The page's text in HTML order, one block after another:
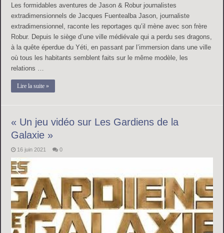
Les formidables aventures de Jason & Robur journalistes
extradimensionnels de Jacques Fuentealba Jason, journaliste
extradimensionnel, raconte les reportages qu’il mène avec son frère
Robur. Depuis le siège d’une ville médiévale qui a perdu ses dragons,
à la quête éperdue du Yéti, en passant par l’immersion dans une ville
où tous les habitants semblent faits sur le même modèle, les
relations …
Lire la suite »
« Un jeu vidéo sur Les Gardiens de la
Galaxie »
16 juin 2021 0